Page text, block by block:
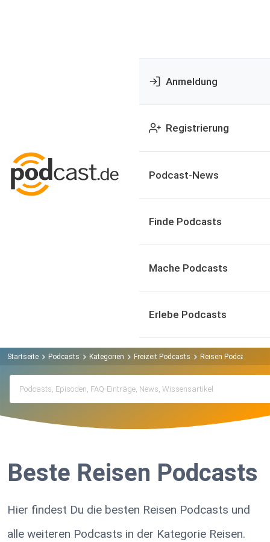
Anmeldung
Registrierung
Podcast-News
Finde Podcasts
Mache Podcasts
Erlebe Podcasts
Startseite Podcasts Kategorien Freizeit Podcasts Reisen Podcasts
Beste Reisen Podcasts
Hier findest Du die besten Reisen Podcasts und
alle weiteren Podcasts in der Kategorie Reisen.